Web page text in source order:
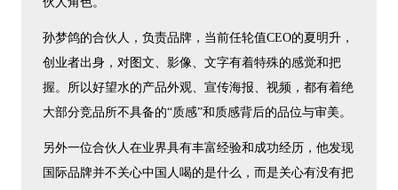
孙梦鸽的合伙人，负责品牌，当前任轮值CEO的夏明升，
创业者出身，对图文、影像、文字有着特殊的感觉和把
握。所以好望水的产品外观、宣传海报、视频，都有着绝
大部分竞品所不具备的“质感”和质感背后的品位与审美。
另外一位合伙人在业界具有丰富经验和成功经历，他发现
国际品牌并不关心中国人喝的是什么，而是关心有没有把